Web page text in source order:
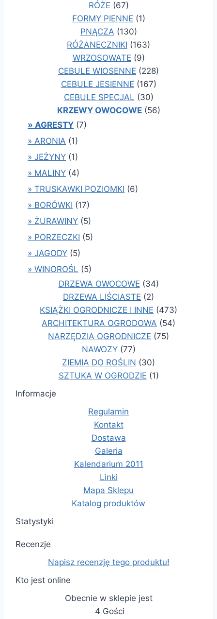
RÓŻE (67)
FORMY PIENNE (1)
PNĄCZA (130)
RÓŻANECZNIKI (163)
WRZOSOWATE (9)
CEBULE WIOSENNE (228)
CEBULE JESIENNE (167)
CEBULE SPECJAL (30)
KRZEWY OWOCOWE(56)
» AGRESTY (7)
» ARONIA (1)
» JEŻYNY (1)
» MALINY (4)
» TRUSKAWKI POZIOMKI (6)
» BORÓWKI (17)
» ŻURAWINY (5)
» PORZECZKI (5)
» JAGODY (5)
» WINOROŚL (5)
DRZEWA OWOCOWE (34)
DRZEWA LIŚCIASTE (2)
KSIĄŻKI OGRODNICZE I INNE (473)
ARCHITEKTURA OGRODOWA (54)
NARZĘDZIA OGRODNICZE (75)
NAWOZY(77)
ZIEMIA DO ROŚLIN (30)
SZTUKA W OGRODZIE (1)
Informacje
Regulamin
Kontakt
Dostawa
Galeria
Kalendarium 2011
Linki
Mapa Sklepu
Katalog produktów
Statystyki
Recenzje
Napisz recenzję tego produktu!
Kto jest online
Obecnie w sklepie jest
4 Gości